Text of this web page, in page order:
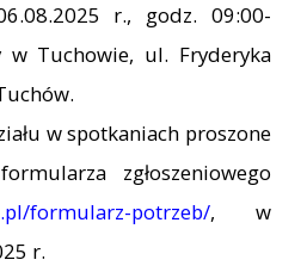
r., godz. 09:00-
Tuchowie, ul. Fryderyka
w spotkaniach proszone
zgłoszeniowego
formularz-potrzeb/, w
r.